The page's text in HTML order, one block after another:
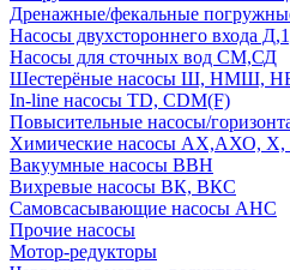
Дренажные/фекальные
Насосы двухстороннего входа
Насосы для сточных вод СМ,СД
Шестерёные насосы Ш, НМШ,
In-line насосы TD, CDM(F)
Повысительные насосы/
Химические насосы АХ,АХО,
Вакуумные насосы ВВН
Вихревые насосы ВК, ВКС
Самовсасывающие насосы АНС
Прочие насосы
Мотор-редукторы